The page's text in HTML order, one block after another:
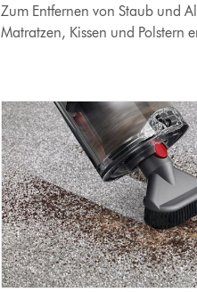
Zum Entfernen von Staub und
Matratzen, Kissen und Polstern